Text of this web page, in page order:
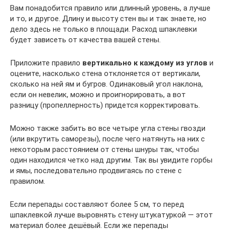
Вам понадобится правило или длинный уровень, а лучше
и то, и другое. Длину и высоту стен вы и так знаете, но
дело здесь не только в площади. Расход шпаклевки
будет зависеть от качества вашей стены.
Приложите правило вертикально к каждому из углов и
оцените, насколько стена отклоняется от вертикали,
сколько на ней ям и бугров. Одинаковый угол наклона,
если он невелик, можно и проигнорировать, а вот
разницу (пропеллерность) придется корректировать.
Можно также забить во все четыре угла стены гвозди
(или вкрутить саморезы), после чего натянуть на них с
некоторым расстоянием от стены шнуры так, чтобы
один находился четко над другим. Так вы увидите горбы
и ямы, последовательно продвигаясь по стене с
правилом.
Если перепады составляют более 5 см, то перед
шпаклевкой лучше выровнять стену штукатуркой — этот
материал более дешёвый. Если же перепады